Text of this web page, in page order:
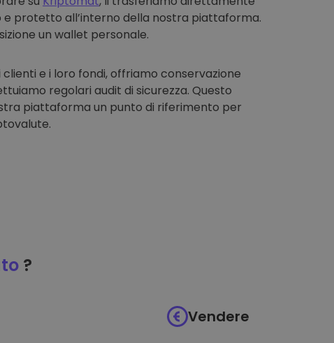
protetto all’interno della nostra piattaforma.
un wallet personale.
e i loro fondi, offriamo conservazione
regolari audit di sicurezza. Questo
piattaforma un punto di riferimento per
?
Vendere